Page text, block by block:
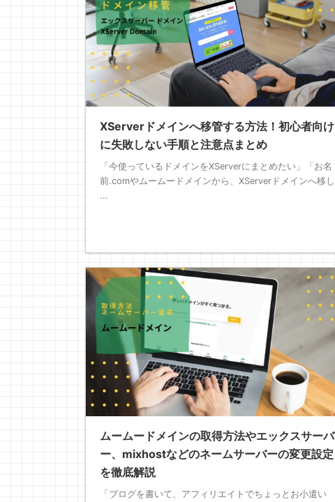
XServerドメインへ移管する方法！初心者向け
に失敗しない手順と注意点まとめ
「今使っているドメインをXServerにまとめたい」「お名
前.comやムームードメインから、XServerドメインへ移し
...
ムームードメインの取得方法やエックスサーバ
ー、mixhostなどのネームサーバーの変更設定
を徹底解説
「ブログを書いて、アフィリエイトでちょっとお小遣い